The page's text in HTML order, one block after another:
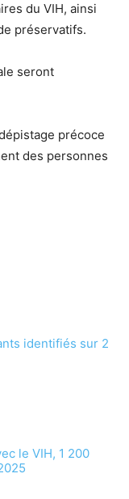
du VIH, ainsi
préservatifs.
seront
précoce
des personnes
identifiés sur 2
le VIH, 1 200